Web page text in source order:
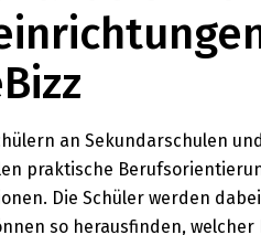
an Sekundarschulen
praktische
Die Schüler werden
so herausfinden,